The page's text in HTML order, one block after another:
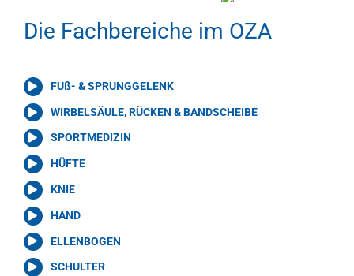
Die Fachbereiche im OZA
FUß- & SPRUNGGELENK
WIRBELSÄULE, RÜCKEN & BANDSCHEIBE
SPORTMEDIZIN
HÜFTE
KNIE
HAND
ELLENBOGEN
SCHULTER